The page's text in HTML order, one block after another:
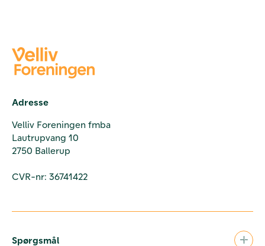
Adresse
Velliv Foreningen fmba
Lautrupvang 10
2750 Ballerup
CVR-nr: 36741422
Spørgsmål